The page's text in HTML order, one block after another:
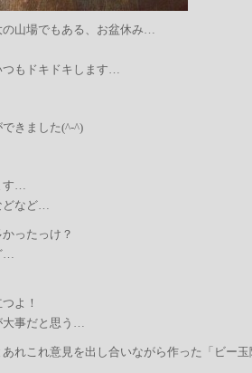
山場でもある、お盆休み…
つもドキドキします…
きました(^-^)
す…
どなど…
ったっけ？
…
よ！
大事だと思う…
れこれ意見を出し合いながら作った「ビー玉